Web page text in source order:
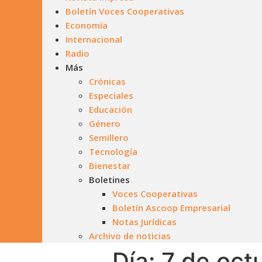
Boletín Voces Cooperativas
Economía
Internacional
Radio
Más
Crónicas
Especiales
Educación
Género
Semillero
Tecnología
Bienestar
Boletines
Voces Cooperativas
Boletín Ascoop Empresarial
Notas Jurídicas
Archivo de noticias